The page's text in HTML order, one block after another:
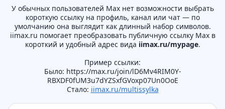
У обычных пользователей Max нет возможности выбрать
короткую ссылку на профиль, канал или чат — по
умолчанию она выглядит как длинный набор символов.
iimax.ru помогает преобразовать публичную ссылку Max в
короткий и удобный адрес вида iimax.ru/mypage.
Пример ссылки:
Было: https://max.ru/join/lD6Mv4RIM0Y-
RBXDF0fUM3u7dYZSxfGVoxp07Un0OoE
Cтало: iimax.ru/multissylka